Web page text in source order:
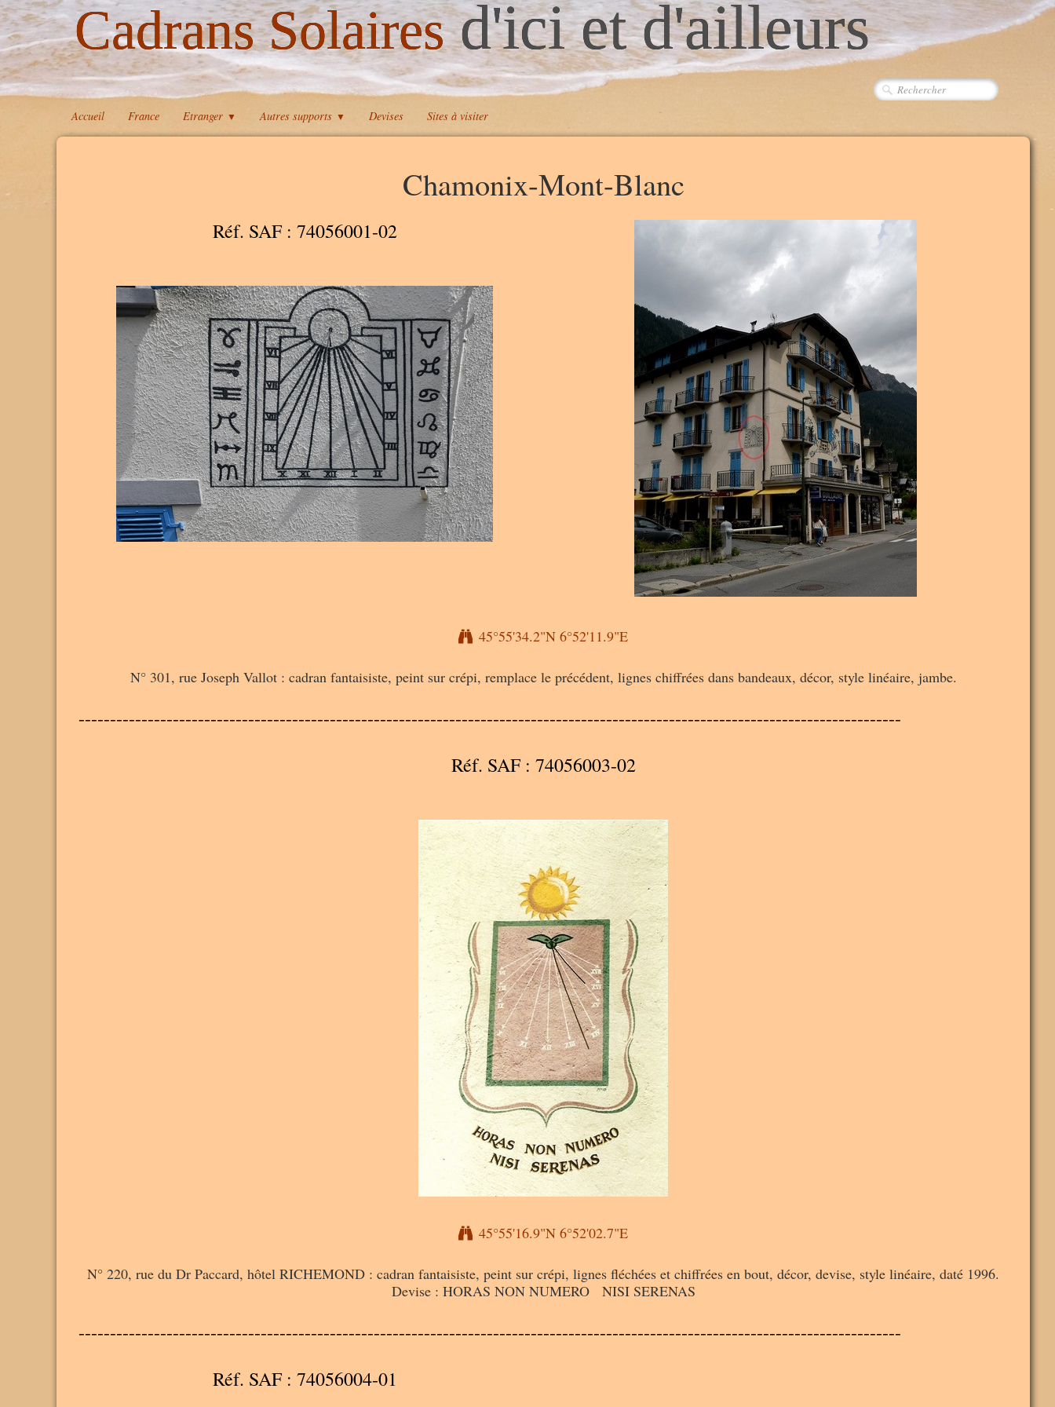
Cadrans Solairesd'ici et d'ailleurs
Accueil France Etranger ▼ Autres supports ▼ Devises Sites à visiter
Chamonix-Mont-Blanc
Réf. SAF : 74056001-02
45°55'34.2"N 6°52'11.9"E
N° 301, rue Joseph Vallot : cadran fantaisiste, peint sur crépi, remplace le précédent, lignes chiffrées dans bandeaux, décor, style linéaire, jambe.
-----------------------------------------------------------------------------------------------------------------------------------
Réf. SAF : 74056003-02
45°55'16.9"N 6°52'02.7"E
N° 220, rue du Dr Paccard, hôtel RICHEMOND : cadran fantaisiste, peint sur crépi, lignes fléchées et chiffrées en bout, décor, devise, style linéaire, daté 1996.
Devise : HORAS NON NUMERO NISI SERENAS
-----------------------------------------------------------------------------------------------------------------------------------
Réf. SAF : 74056004-01
A